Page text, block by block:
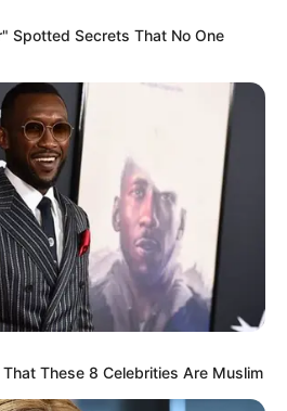
Spotted Secrets That No One
These 8 Celebrities Are Muslim